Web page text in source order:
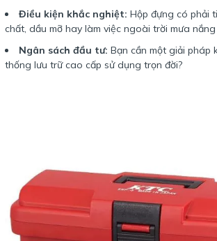
Điều kiện khắc nghiệt: Hộp đựng có phải
chất, dầu mỡ hay làm việc ngoài trời mưa
Ngân sách đầu tư: Bạn cần một giải pháp
thống lưu trữ cao cấp sử dụng trọn đời?